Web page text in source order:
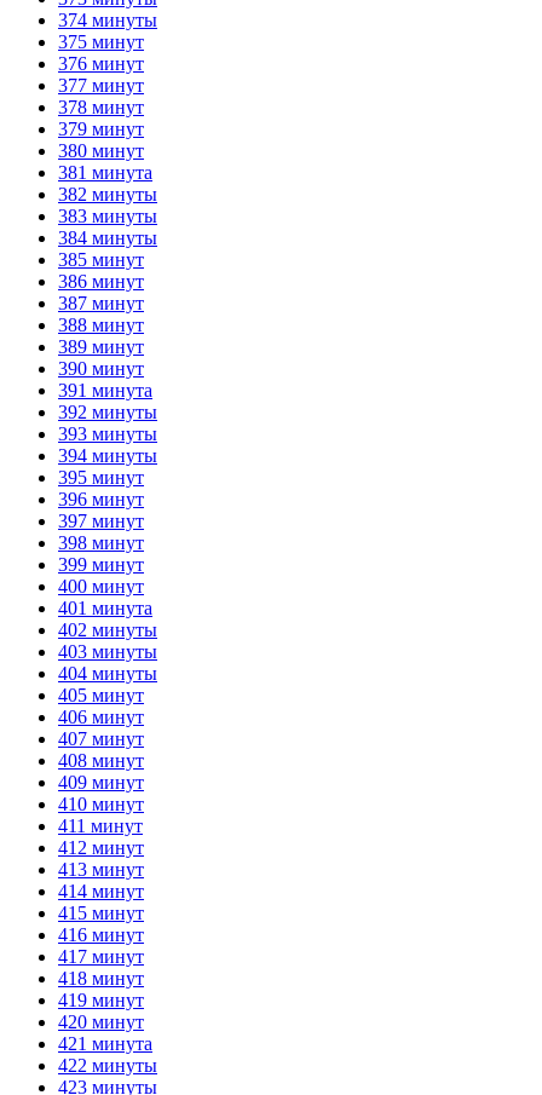
374 минуты
375 минут
376 минут
377 минут
378 минут
379 минут
380 минут
381 минута
382 минуты
383 минуты
384 минуты
385 минут
386 минут
387 минут
388 минут
389 минут
390 минут
391 минута
392 минуты
393 минуты
394 минуты
395 минут
396 минут
397 минут
398 минут
399 минут
400 минут
401 минута
402 минуты
403 минуты
404 минуты
405 минут
406 минут
407 минут
408 минут
409 минут
410 минут
411 минут
412 минут
413 минут
414 минут
415 минут
416 минут
417 минут
418 минут
419 минут
420 минут
421 минута
422 минуты
423 минуты